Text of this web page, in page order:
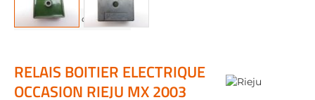
the
beginning
of
RELAIS BOITIER ELECTRIQUE
OCCASION RIEJU MX 2003